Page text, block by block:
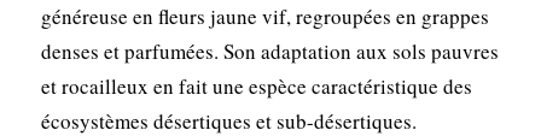
généreuse en fleurs jaune vif, regroupées en grappes
denses et parfumées. Son adaptation aux sols pauvres
et rocailleux en fait une espèce caractéristique des
écosystèmes désertiques et sub-désertiques.